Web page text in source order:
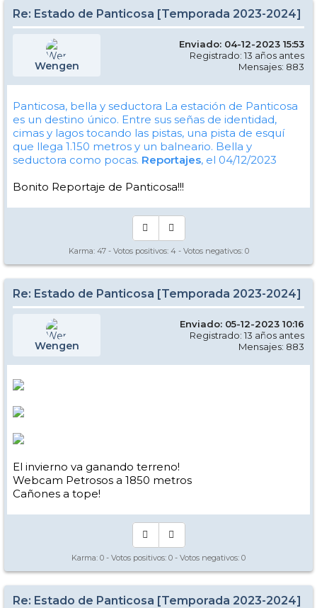
Re: Estado de Panticosa [Temporada 2023-2024]
Wengen
Enviado: 04-12-2023 15:53
Registrado: 13 años antes
Mensajes: 883
Panticosa, bella y seductora La estación de Panticosa
es un destino único. Entre sus señas de identidad,
cimas y lagos tocando las pistas, una pista de esquí
que llega 1.150 metros y un balneario. Bella y
seductora como pocas. Reportajes, el 04/12/2023
Bonito Reportaje de Panticosa!!!
Karma: 47- Votos positivos: 4- Votos negativos: 0
Re: Estado de Panticosa [Temporada 2023-2024]
Wengen
Enviado: 05-12-2023 10:16
Registrado: 13 años antes
Mensajes: 883
El invierno va ganando terreno!
Webcam Petrosos a 1850 metros
Cañones a tope!
Karma: 0 - Votos positivos: 0 - Votos negativos: 0
Re: Estado de Panticosa [Temporada 2023-2024]